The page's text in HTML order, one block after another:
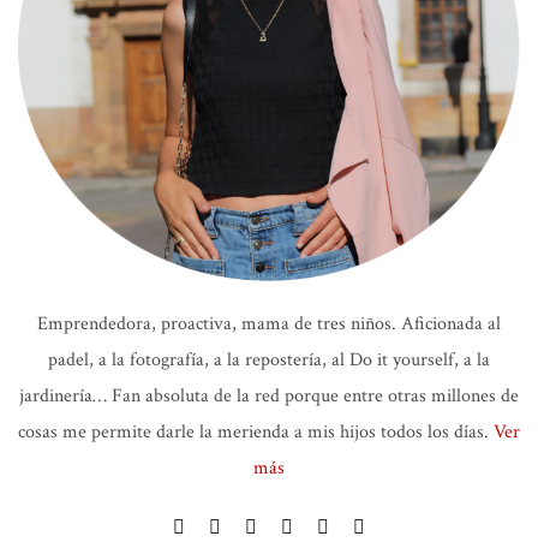
Emprendedora, proactiva, mama de tres niños. Aficionada al
padel, a la fotografía, a la repostería, al Do it yourself, a la
jardinería… Fan absoluta de la red porque entre otras millones de
cosas me permite darle la merienda a mis hijos todos los días. Ver
más